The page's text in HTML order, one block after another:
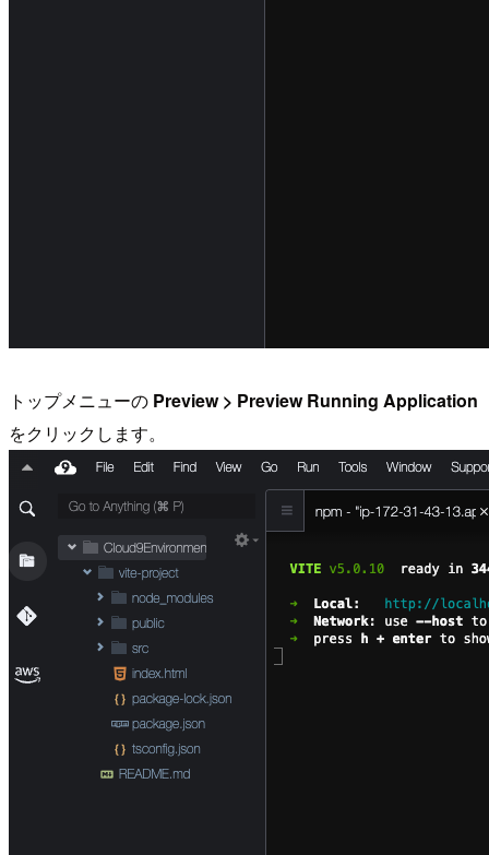
トップメニューの Preview > Preview Running Application
をクリックします。